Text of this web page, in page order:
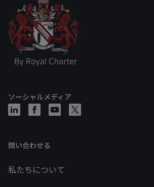
ソーシャルメディア
問い合わせる
私たちについて